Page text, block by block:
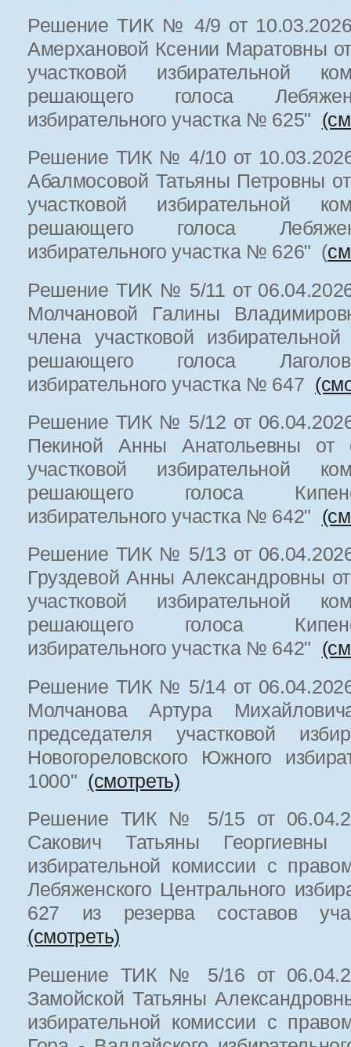
Решение ТИК № 4/9 от
Амерхановой Ксении Маратовны
участковой избирательной
решающего голоса
избирательного участка № 625"
Решение ТИК № 4/10 от
Абалмосовой Татьяны Петровны
участковой избирательной
решающего голоса
избирательного участка № 626" (
Решение ТИК № 5/11 от
Молчановой Галины
члена участковой
решающего голоса
избирательного участка № 647
Решение ТИК № 5/12 от
Пекиной Анны Анатольевны от
участковой избирательной
решающего голоса
избирательного участка № 642"
Решение ТИК № 5/13 от
Груздевой Анны Александровны
участковой избирательной
решающего голоса
избирательного участка № 642"
Решение ТИК № 5/14 от
Молчанова Артура
председателя участковой
Новогореловского Южного
1000" (смотреть)
Решение ТИК № 5/15 от
Сакович Татьяны Георгиевны
избирательной комиссии с
Лебяженского Центрального
627 из резерва составов
(смотреть)
Решение ТИК № 5/16 от
Замойской Татьяны
избирательной комиссии с